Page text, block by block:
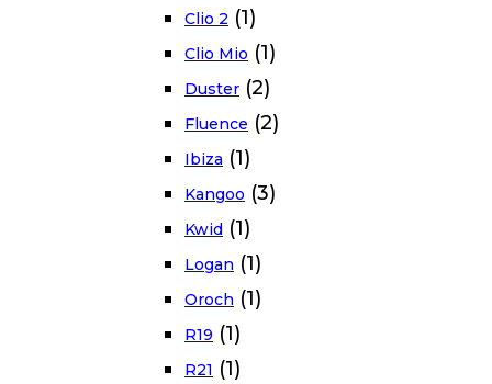
Clio 2 (1)
Clio Mio (1)
Duster (2)
Fluence (2)
Ibiza (1)
Kangoo (3)
Kwid (1)
Logan (1)
Oroch (1)
R19 (1)
R21 (1)